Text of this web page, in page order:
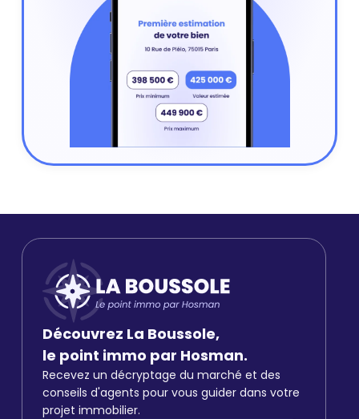
Découvrez La Boussole,
le point immo par Hosman.
Recevez un décryptage du marché et des
conseils d'agents pour vous guider dans votre
projet immobilier.